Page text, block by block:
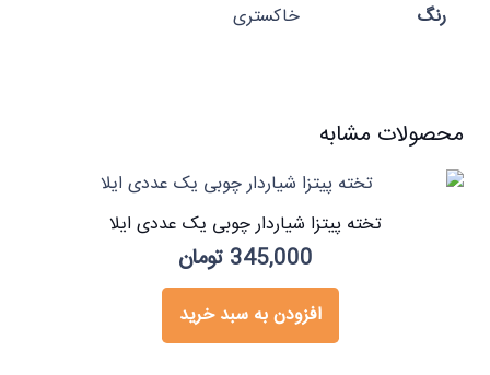
رنگ
خاکستری
محصولات مشابه
تخته پیتزا شیاردار چوبی یک عددی ایلا
345,000 تومان
افزودن به سبد خرید